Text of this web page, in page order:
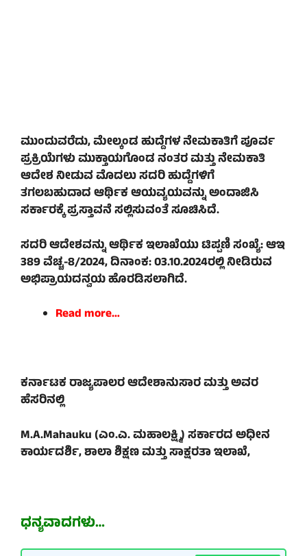
ಮುಂದುವರೆದು, ಮೇಲ್ಕಂಡ ಹುದ್ದೆಗಳ ನೇಮಕಾತಿಗೆ ಪೂರ್ವ
ಪ್ರಕ್ರಿಯೆಗಳು ಮುಕ್ತಾಯಗೊಂಡ ನಂತರ ಮತ್ತು ನೇಮಕಾತಿ
ಆದೇಶ ನೀಡುವ ಮೊದಲು ಸದರಿ ಹುದ್ದೆಗಳಿಗೆ
ತಗಲಬಹುದಾದ ಆರ್ಥಿಕ ಆಯವ್ಯಯವನ್ನು ಅಂದಾಜಿಸಿ
ಸರ್ಕಾರಕ್ಕೆ ಪ್ರಸ್ತಾವನೆ ಸಲ್ಲಿಸುವಂತೆ ಸೂಚಿಸಿದೆ.
ಸದರಿ ಆದೇಶವನ್ನು ಆರ್ಥಿಕ ಇಲಾಖೆಯು ಟಿಪ್ಪಣಿ ಸಂಖ್ಯೆ: ಆಇ
389 ವೆಚ್ಚ-8/2024, ದಿನಾಂಕ: 03.10.2024ರಲ್ಲಿ ನೀಡಿರುವ
ಅಭಿಪ್ರಾಯದನ್ವಯ ಹೊರಡಿಸಲಾಗಿದೆ.
Read more…
ಕರ್ನಾಟಕ ರಾಜ್ಯಪಾಲರ ಆದೇಶಾನುಸಾರ ಮತ್ತು ಅವರ
ಹೆಸರಿನಲ್ಲಿ
M.A.Mahauku (ಎಂ.ಎ. ಮಹಾಲಕ್ಷ್ಮಿ) ಸರ್ಕಾರದ ಅಧೀನ
ಕಾರ್ಯದರ್ಶಿ, ಶಾಲಾ ಶಿಕ್ಷಣ ಮತ್ತು ಸಾಕ್ಷರತಾ ಇಲಾಖೆ,
ಧನ್ಯವಾದಗಳು…